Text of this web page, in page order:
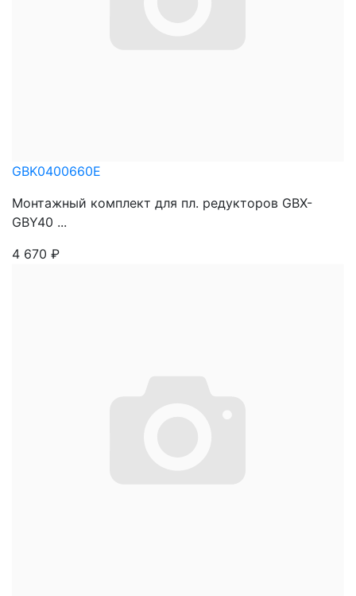
GBK0400660E
Монтажный комплект для пл. редукторов GBX-
GBY40 ...
4 670 ₽